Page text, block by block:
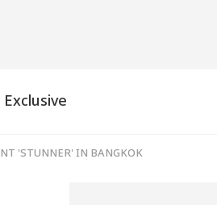
Exclusive
'STUNNER' IN BANGKOK